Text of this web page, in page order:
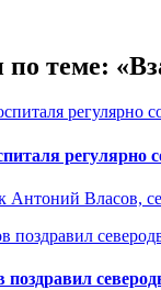
по теме:
регулярно
Власов,